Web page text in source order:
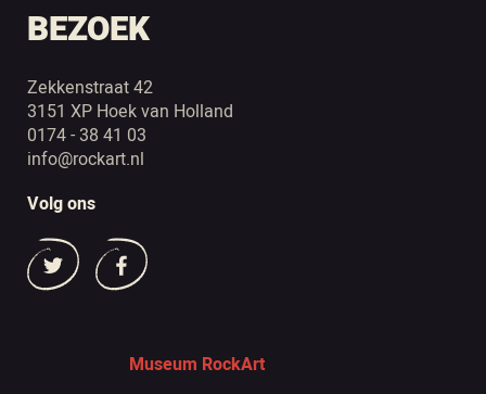
BEZOEK
Zekkenstraat 42
3151 XP Hoek van Holland
0174 - 38 41 03
info@rockart.nl
Volg ons
Museum RockArt